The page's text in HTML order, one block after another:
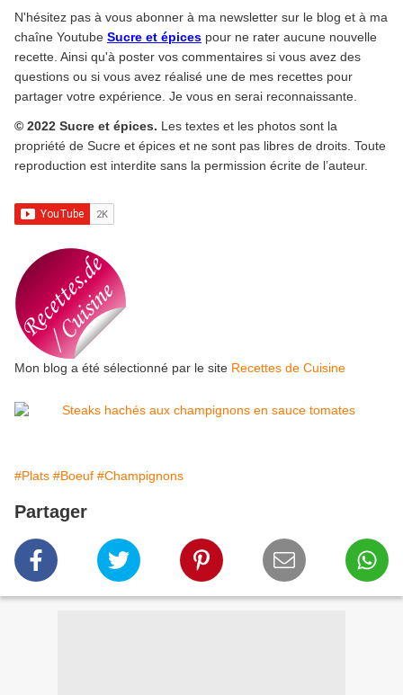
N'hésitez pas à vous abonner à ma newsletter sur le blog et à ma
chaîne Youtube Sucre et épices pour ne rater aucune nouvelle
recette. Ainsi qu'à poster vos commentaires si vous avez des
questions ou si vous avez réalisé une de mes recettes pour
partager votre expérience. Je vous en serai reconnaissante.
© 2022 Sucre et épices. Les textes et les photos sont la
propriété de Sucre et épices et ne sont pas libres de droits. Toute
reproduction est interdite sans la permission écrite de l’auteur.
Mon blog a été sélectionné par le site Recettes de Cuisine
#Plats #Boeuf #Champignons
Partager